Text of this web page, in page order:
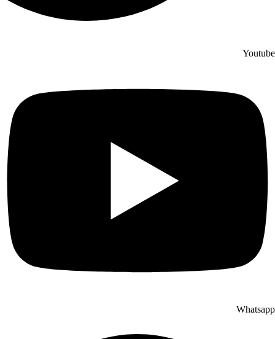
زیرا رنگ‌های روشن اثر انگشت را کمتر نشان می‌دهند و تمیز کردن آن‌ها به
4-کابینت ممبران (وکیوم)
چهارچوب این نوع کابینت معمولا از ام‌دی‌اف سفید ساخته می‌شود. برای ساخت
ام‌دی‌اف خامِ حکاکی‌شده می‌چسبانند. سمت دیگر یک لایه از جنس پی‌وی‌سی
سفید است که از ابتدا پشت ام‌دی‌اف خام توسط کارخانه چسبانده شده است.
به دلیل پروسه ساخت این نوع کابینت از مدل‌های قبلی گران‌تر و البته مقاوم‌تر
هستند. از جمله ویژگی‌های کابینت کلاسیک ممبران را می‌توان طرح‌های شلوغ،
پر زرق و برق، طراحی برجسته، پوشش وکیوم، کشو و محفظه‌های زیاد، طرح
بخشیدن به دستگیره‌ها و درب و سرستون دانست. اگر به دنبال طراحی
آشپزخانه کلاسیک و مدل کابینت آشپزخانه ایرانی جدید هستید، این مدل کابینت
یکی از معایب کابینت ممبران این است که در هنگام ساخت باید وکیوم شدن
روکش بر روی تخته به درستی انجام شود، چرا که در طولانی مدت می‌تواند
Youtube
Whatsapp